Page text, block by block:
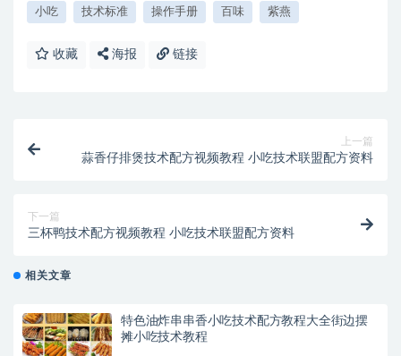
小吃 技术标准 操作手册 百味 紫燕
收藏 海报 链接
上一篇
蒜香仔排煲技术配方视频教程 小吃技术联盟配方资料
下一篇
三杯鸭技术配方视频教程 小吃技术联盟配方资料
相关文章
特色油炸串串香小吃技术配方教程大全街边摆
摊小吃技术教程